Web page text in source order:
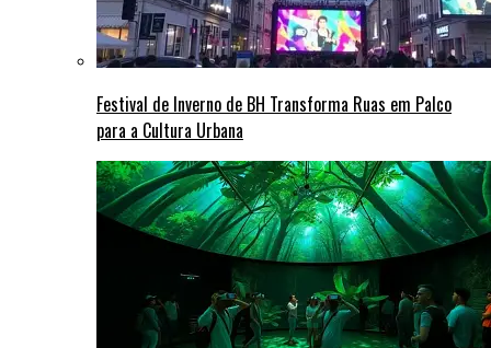
Festival de Inverno de BH Transforma Ruas em Palco
para a Cultura Urbana